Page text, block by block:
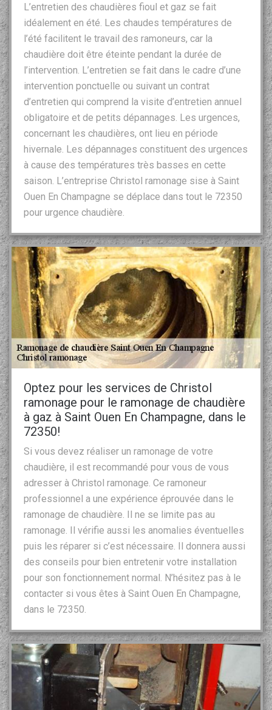
L’entretien des chaudières fioul et gaz se fait
idéalement en été. Les chaudes températures de
l’été facilitent le travail des ramoneurs, car la
chaudière doit être éteinte pendant la durée de
l’intervention. L’entretien se fait dans le cadre d’une
intervention ponctuelle ou suivant un contrat
d’entretien qui comprend la visite d’entretien annuel
obligatoire et de petits dépannages. Les urgences,
concernant les chaudières, ont lieu en période
hivernale. Les dépannages constituent des urgences
à cause des températures très basses en cette
saison. L’entreprise Christol ramonage sise à Saint
Ouen En Champagne se déplace dans tout le 72350
pour urgence chaudière.
Optez pour les services de Christol
ramonage pour le ramonage de chaudière
à gaz à Saint Ouen En Champagne, dans le
72350!
Si vous devez réaliser un ramonage de votre
chaudière, il est recommandé pour vous de vous
adresser à Christol ramonage. Ce ramoneur
professionnel a une expérience éprouvée dans le
ramonage de chaudière. Il ne se limite pas au
ramonage. Il vérifie aussi les anomalies éventuelles
puis les réparer si c’est nécessaire. Il donnera aussi
des conseils pour bien entretenir votre installation
pour son fonctionnement normal. N’hésitez pas à le
contacter si vous êtes à Saint Ouen En Champagne,
dans le 72350.